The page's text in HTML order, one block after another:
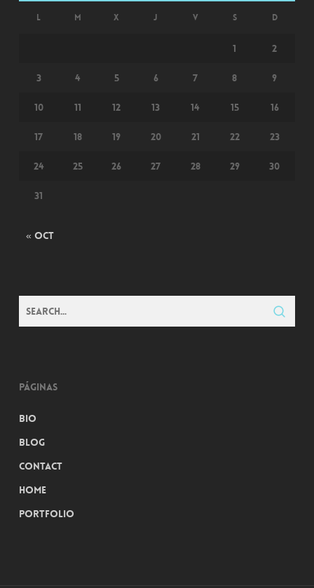
L M X J V S D
1 2
3 4 5 6 7 8 9
10 11 12 13 14 15 16
17 18 19 20 21 22 23
24 25 26 27 28 29 30
31
« Oct
Páginas
Bio
Blog
Contact
Home
Portfolio